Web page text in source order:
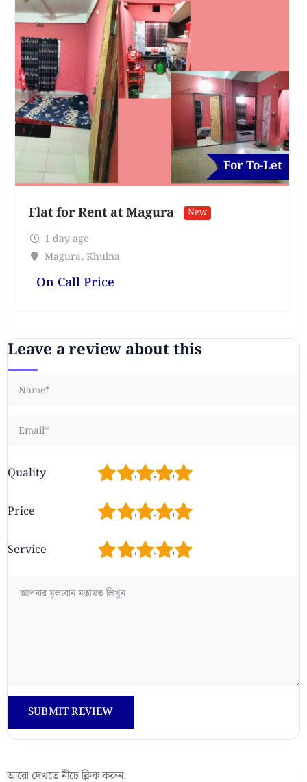
For To-Let
Flat for Rent at Magura New
1 day ago
Magura, Khulna
On Call Price
Leave a review about this
Quality 5
4
3
2
Price 5
4
3
2
Service 5
4
3
2
আরো দেখতে নীচে ক্লিক করুন: